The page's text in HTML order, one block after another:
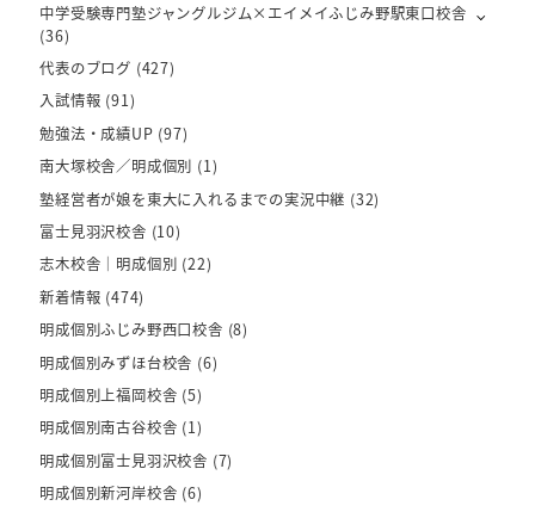
中学受験専門塾ジャングルジム×エイメイふじみ野駅東口校舎
(36)
代表のブログ (427)
入試情報 (91)
勉強法・成績UP (97)
南大塚校舎／明成個別 (1)
塾経営者が娘を東大に入れるまでの実況中継 (32)
富士見羽沢校舎 (10)
志木校舎｜明成個別 (22)
新着情報 (474)
明成個別ふじみ野西口校舎 (8)
明成個別みずほ台校舎 (6)
明成個別上福岡校舎 (5)
明成個別南古谷校舎 (1)
明成個別富士見羽沢校舎 (7)
明成個別新河岸校舎 (6)